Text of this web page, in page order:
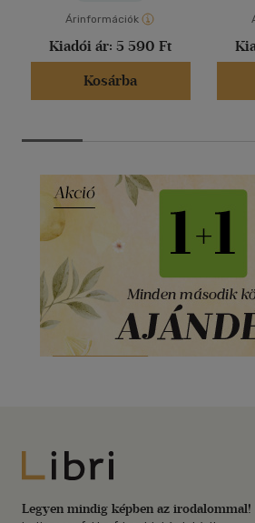
Árinformációk
Kiadói ár: 5 590 Ft
Kosárba
Libri
Legyen mindig képben az irodalommal!